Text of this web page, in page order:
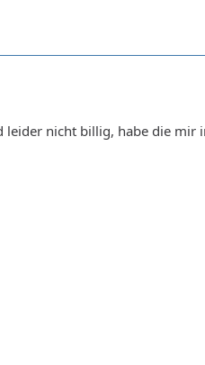
leider nicht billig, habe die mir